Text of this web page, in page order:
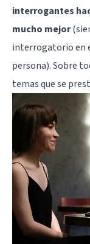
interrogantes
mucho mejor
interrogatorio en
persona). Sobre
temas que se